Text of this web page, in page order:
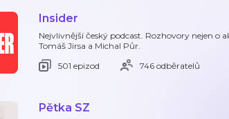
Insider
Nejvlivnější český podcast. Rozhovory nejen o
Tomáš Jirsa a Michal Půr.
501 epizod
746 odběratelů
Pětka SZ